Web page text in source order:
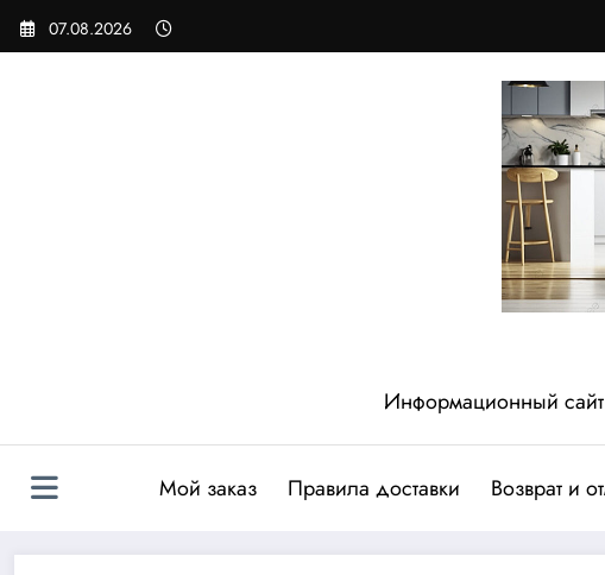
Перейти
07.08.2026
Информационный
Мой заказ Правила доставки Возврат и